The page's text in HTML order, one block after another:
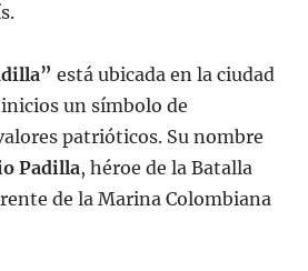
está ubicada en la ciudad
un símbolo de
patrióticos. Su nombre
Padilla, héroe de la Batalla
de la Marina Colombiana